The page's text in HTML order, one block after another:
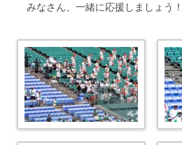
みなさん、一緒に応援しましょう！